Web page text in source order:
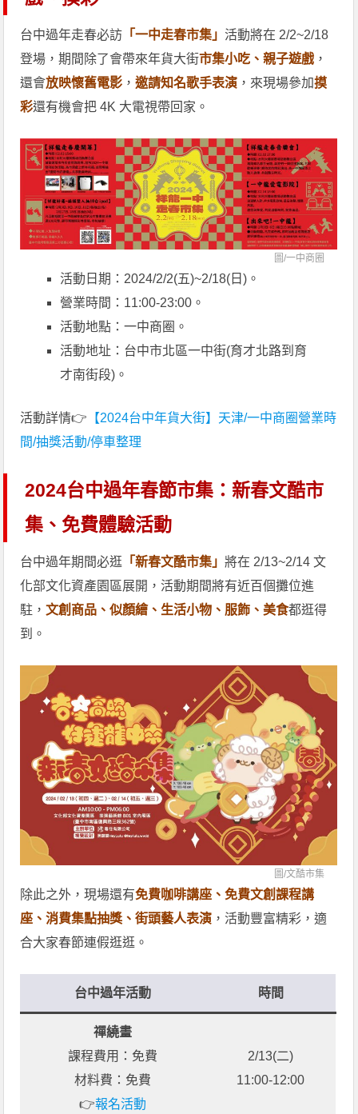
台中過年走春必訪 「一中走春市集」 活動將在 2/2~2/18
登場，期間除了會帶來年貨大街市集小吃、親子遊戲 ，
還會放映懷舊電影 ，邀請知名歌手表演 ，來現場參加摸
彩還有機會把 4K 大電視帶回家。
圖/一中商圈
活動日期：2024/2/2(五)~2/18(日)。
營業時間：11:00-23:00。
活動地點：一中商圈。
活動地址：台中市北區一中街(育才北路到育
才南街段)。
活動詳情👉 【2024台中年貨大街】天津/一中商圈營業時
間/抽獎活動/停車整理
2024台中過年春節市集：新春文酷市
集、免費體驗活動
台中過年期間必逛 「新春文酷市集」將在 2/13~2/14 文
化部文化資產園區展開，活動期間將有近百個攤位進
駐，文創商品、似顏繪、生活小物、服飾、美食都逛得
到。
圖/文酷市集
除此之外，現場還有免費咖啡講座、免費文創課程講
座、消費集點抽獎、街頭藝人表演 ，活動豐富精彩，適
合大家春節連假逛逛。
台中過年活動 時間
禪繞畫
課程費用：免費
材料費：免費
👉報名活動
2/13(二)
11:00-12:00